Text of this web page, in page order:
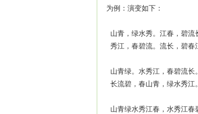
为例：演变如下：
山青，绿水秀。江春，碧
秀江，春碧流。流长，碧春
山青绿。水秀江，春碧流长。
长流碧，春山青，绿水秀江。
山青绿水秀江春，水秀江春